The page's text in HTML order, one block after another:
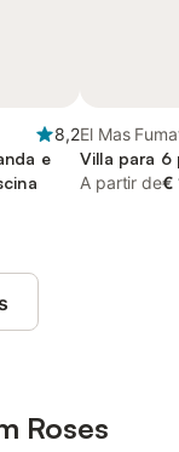
8,2
e
El Mas
Villa para 6
A partir de€
Roses